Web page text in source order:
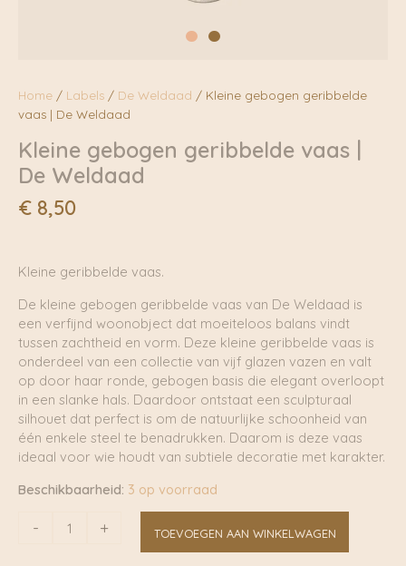
Home / Labels / De Weldaad / Kleine gebogen geribbelde
vaas | De Weldaad
Kleine gebogen geribbelde vaas |
De Weldaad
€ 8,50
Kleine geribbelde vaas.
De kleine gebogen geribbelde vaas van De Weldaad is
een verfijnd woonobject dat moeiteloos balans vindt
tussen zachtheid en vorm. Deze kleine geribbelde vaas is
onderdeel van een collectie van vijf glazen vazen en valt
op door haar ronde, gebogen basis die elegant overloopt
in een slanke hals. Daardoor ontstaat een sculpturaal
silhouet dat perfect is om de natuurlijke schoonheid van
één enkele steel te benadrukken. Daarom is deze vaas
ideaal voor wie houdt van subtiele decoratie met karakter.
Beschikbaarheid: 3 op voorraad
- + TOEVOEGEN AAN WINKELWAGEN